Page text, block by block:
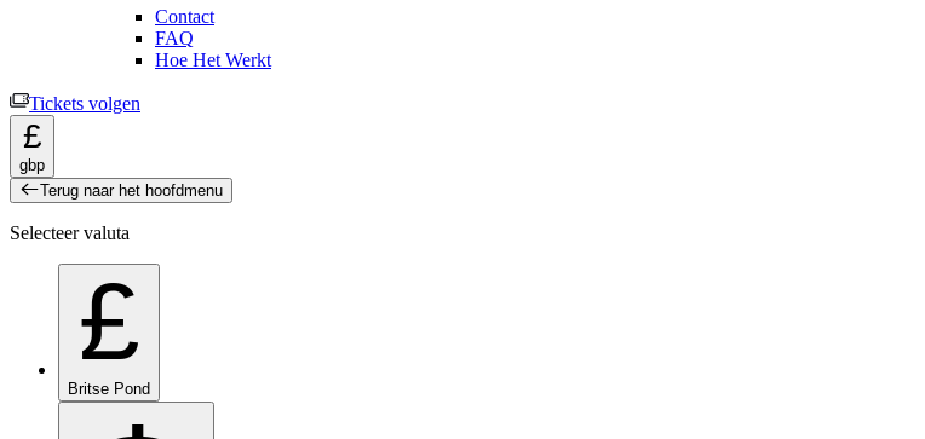
Contact
FAQ
Hoe Het Werkt
Tickets volgen
£
gbp
Terug naar het hoofdmenu
Selecteer valuta
£
Britse Pond